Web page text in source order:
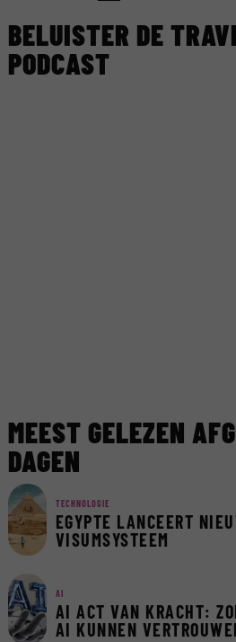
BELUISTER DE
PODCAST
MEEST GELEZEN
DAGEN
TECHNOLOGIE
EGYPTE LANCEERT
VISUMSYSTEEM
AI
AI ACT VAN KRACHT:
AI KUNNEN